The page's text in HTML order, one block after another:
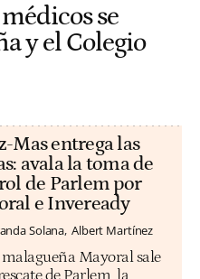
se
y el Colegio
Mas entrega las
avala la toma de
de Parlem por
e Inveready
Solana Albert Martínez
Mayoral sale